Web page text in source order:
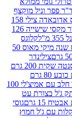
מוקצף
פרינגלס אדובאדה צילי 158
שוקולד קינדר מקסי שישייה 126
גונץ שוקולד לוח שנה מיקי מאוס 50
סנטה שקית 200 גרם
80 גרם
ריטר חלב עם אמיצ'לי 100
עט
גוסי